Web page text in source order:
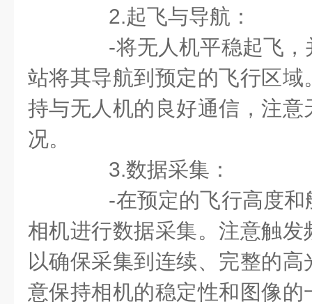
2.起飞与导航：
-将无人机平稳起飞，
站将其导航到预定的飞行区
持与无人机的良好通信，注
况。
3.数据采集：
-在预定的飞行高度和
相机进行数据采集。注意触
以确保采集到连续、完整的
意保持相机的稳定性和图像